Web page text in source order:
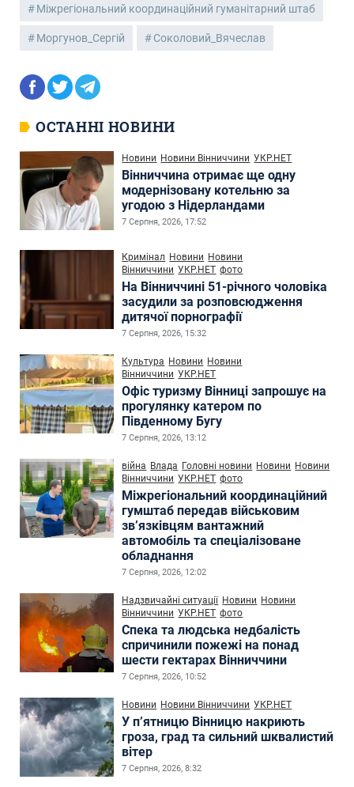
Міжрегіональний координаційний гуманітарний штаб
Моргунов_Сергій Соколовий_Вячеслав
ОСТАННІ НОВИНИ
Новини Новини Вінниччини УКР.НЕТ
Вінниччина отримає ще одну
модернізовану котельню за
угодою з Нідерландами
7 Серпня, 2026, 17:52
Кримінал Новини Новини
Вінниччини УКР.НЕТ фото
На Вінниччині 51-річного чоловіка
засудили за розповсюдження
дитячої порнографії
7 Серпня, 2026, 15:32
Культура Новини Новини
Вінниччини УКР.НЕТ
Офіс туризму Вінниці запрошує на
прогулянку катером по
Південному Бугу
7 Серпня, 2026, 13:12
війна Влада Головні новини Новини Новини
Вінниччини УКР.НЕТ фото
Міжрегіональний координаційний
гумштаб передав військовим
зв’язківцям вантажний
автомобіль та спеціалізоване
обладнання
7 Серпня, 2026, 12:02
Надзвичайні ситуації Новини Новини
Вінниччини УКР.НЕТ фото
Спека та людська недбалість
спричинили пожежі на понад
шести гектарах Вінниччини
7 Серпня, 2026, 10:52
Новини Новини Вінниччини УКР.НЕТ
У п’ятницю Вінницю накриють
гроза, град та сильний шквалистий
вітер
7 Серпня, 2026, 8:32